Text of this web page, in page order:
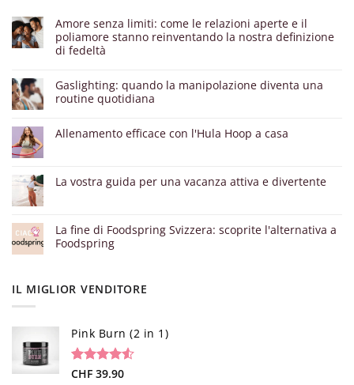
Amore senza limiti: come le relazioni aperte e il
poliamore stanno reinventando la nostra definizione
di fedeltà
Gaslighting: quando la manipolazione diventa una
routine quotidiana
Allenamento efficace con l'Hula Hoop a casa
La vostra guida per una vacanza attiva e divertente
La fine di Foodspring Svizzera: scoprite l'alternativa a
Foodspring
IL MIGLIOR VENDITORE
Pink Burn (2 in 1)
Valutato
96
CHF 39.90